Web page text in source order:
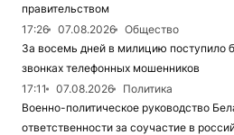
правительством
17:26
07.08.2026
Общество
За восемь дней в милицию поступило
звонках телефонных мошенников
17:11
07.08.2026
Политика
Военно-политическое руководство
ответственности за соучастие в